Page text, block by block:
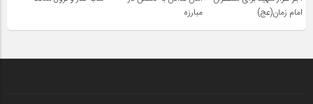
امام زمان(عج)
مبارزه